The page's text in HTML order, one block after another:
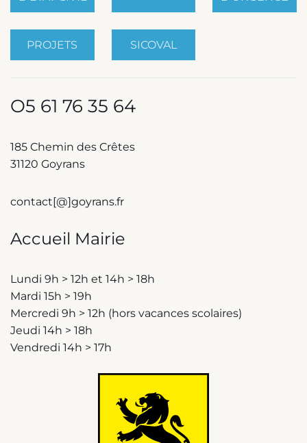
PROJETS SICOVAL
O5 61 76 35 64
185 Chemin des Crêtes
31120 Goyrans
contact[@]goyrans.fr
Accueil Mairie
Lundi 9h > 12h et 14h > 18h
Mardi 15h > 19h
Mercredi 9h > 12h (hors vacances scolaires)
Jeudi 14h > 18h
Vendredi 14h > 17h